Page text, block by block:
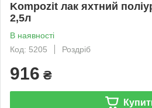
Kompozit лак яхтний
2,5л
В наявності
Код: 5205
Роздріб
916 ₴